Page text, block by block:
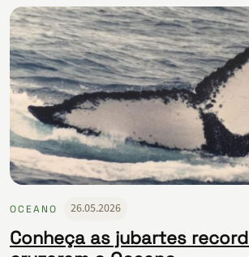
OCEANO 26.05.2026
Conheça as jubartes